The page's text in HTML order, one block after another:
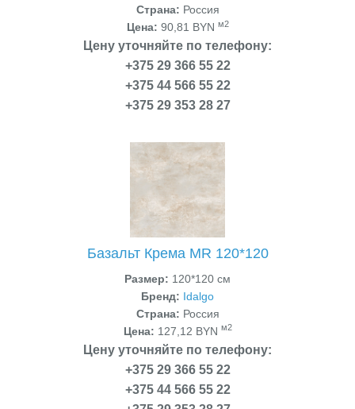
Страна: Россия
Цена: 90,81 BYN м2
Цену уточняйте по телефону:
+375 29 366 55 22
+375 44 566 55 22
+375 29 353 28 27
Базальт Крема MR 120*120
Размер: 120*120 см
Бренд: Idalgo
Страна: Россия
Цена: 127,12 BYN м2
Цену уточняйте по телефону:
+375 29 366 55 22
+375 44 566 55 22